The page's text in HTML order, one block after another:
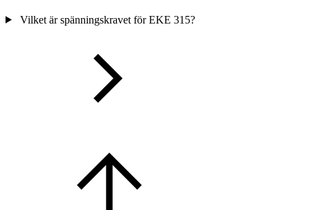
Vilket är spänningskravet för EKE 315?